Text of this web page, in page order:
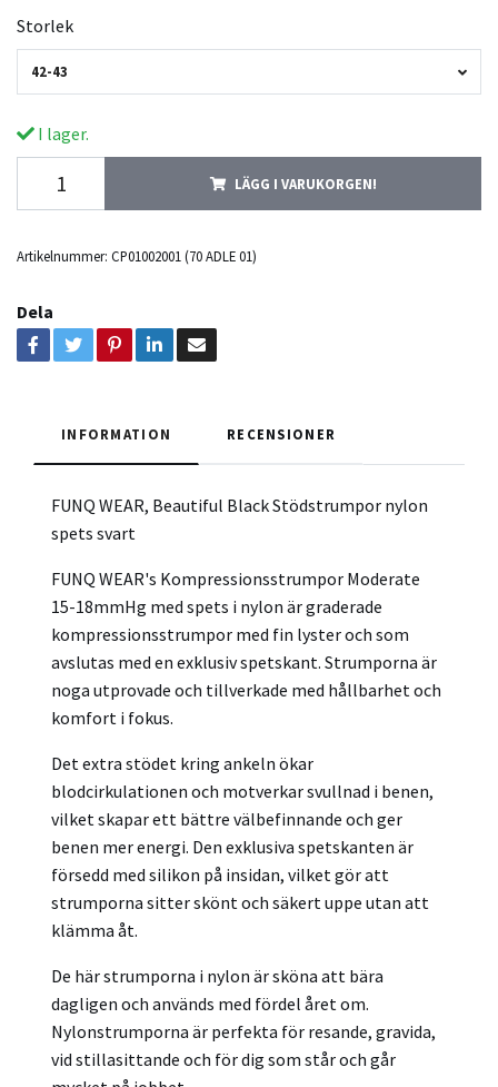
Storlek
42-43
I lager.
LÄGG I VARUKORGEN!
Artikelnummer: CP01002001 (70 ADLE 01)
Dela
INFORMATION RECENSIONER
FUNQ WEAR, Beautiful Black Stödstrumpor nylon
spets svart
FUNQ WEAR's Kompressionsstrumpor Moderate
15-18mmHg med spets i nylon är graderade
kompressionsstrumpor med fin lyster och som
avslutas med en exklusiv spetskant. Strumporna är
noga utprovade och tillverkade med hållbarhet och
komfort i fokus.
Det extra stödet kring ankeln ökar
blodcirkulationen och motverkar svullnad i benen,
vilket skapar ett bättre välbefinnande och ger
benen mer energi. Den exklusiva spetskanten är
försedd med silikon på insidan, vilket gör att
strumporna sitter skönt och säkert uppe utan att
klämma åt.
De här strumporna i nylon är sköna att bära
dagligen och används med fördel året om.
Nylonstrumporna är perfekta för resande, gravida,
vid stillasittande och för dig som står och går